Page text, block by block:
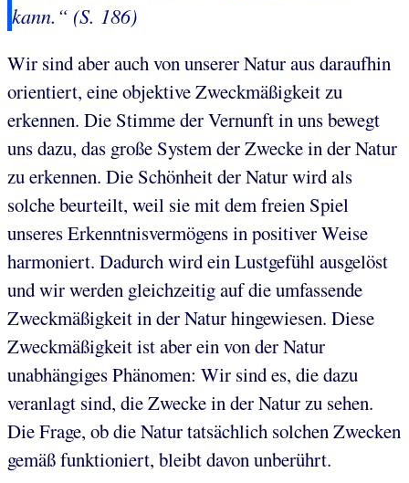
kann.“ (S. 186)
Wir sind aber auch von unserer Natur aus daraufhin
orientiert, eine objektive Zweckmäßigkeit zu
erkennen. Die Stimme der Vernunft in uns bewegt
uns dazu, das große System der Zwecke in der Natur
zu erkennen. Die Schönheit der Natur wird als
solche beurteilt, weil sie mit dem freien Spiel
unseres Erkenntnisvermögens in positiver Weise
harmoniert. Dadurch wird ein Lustgefühl ausgelöst
und wir werden gleichzeitig auf die umfassende
Zweckmäßigkeit in der Natur hingewiesen. Diese
Zweckmäßigkeit ist aber ein von der Natur
unabhängiges Phänomen: Wir sind es, die dazu
veranlagt sind, die Zwecke in der Natur zu sehen.
Die Frage, ob die Natur tatsächlich solchen Zwecken
gemäß funktioniert, bleibt davon unberührt.